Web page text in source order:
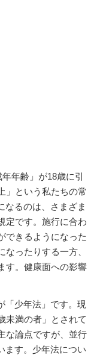
年齢」が18歳に引
」という私たちの常
なるのは、さまざま
定です。施行に合わ
できるようになった
ったりする一方、
す。健康面への影響
少年法」です。現
未満の者」とされて
な論点ですが、並行
ます。少年法につい